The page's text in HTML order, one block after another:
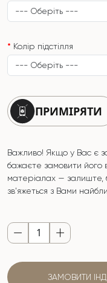
Колір підстілля
ПРИМІРЯТИ
Важливо! Якщо у Вас є
бажаєте замовити його
матеріалах — залиште,
зв'яжеться з Вами
ЗАМОВИТИ